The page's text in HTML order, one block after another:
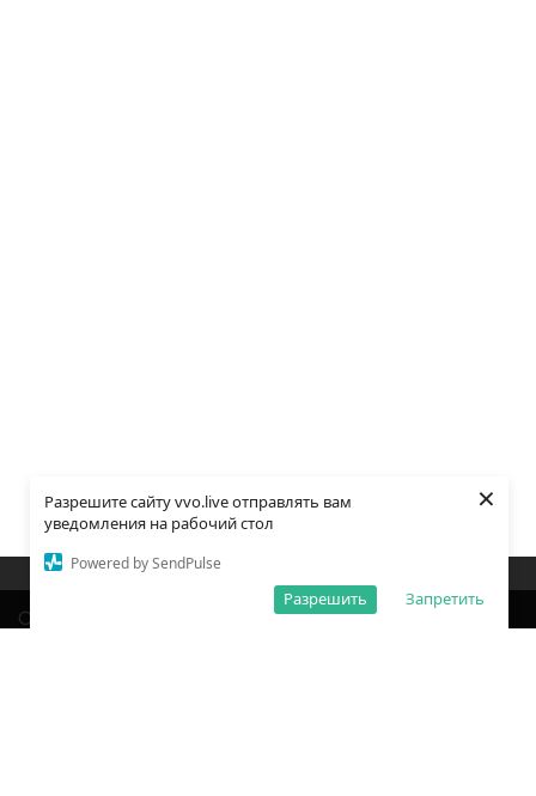
Разрешите сайту vvo.live отправлять вам
уведомления на рабочий стол
Powered by SendPulse
Запретить
Разрешить
×
Закладки Поиск Открыть меню
О редакции
Обработка персональных данных